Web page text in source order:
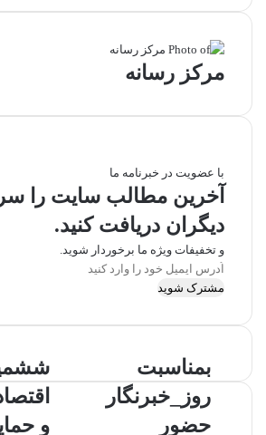
مرکز رسانه
با عضویت در خبرنامه ما
آخرین مطالب سایت را
دیگران دریافت کنید.
و تخفیفات ویژه ما برخوردار شوید.
آدرس
ایمیل
را
و
بمناسبت
روز_خبرنگار
حضور